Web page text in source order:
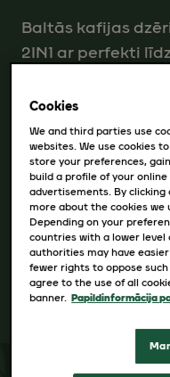
Baltās kafijas
2IN1 ar perfekti
INHALT
20x12,4 g
Cookies
We and third parties use
websites. We use cookies
store your preferences,
build a profile of your
advertisements. By clicking
more about the cookies we
Depending on your
countries with a lower
authorities may have
fewer rights to oppose such
agree to the use of all
banner. Papildinformācija